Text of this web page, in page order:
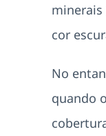
minerais
cor
No
quando